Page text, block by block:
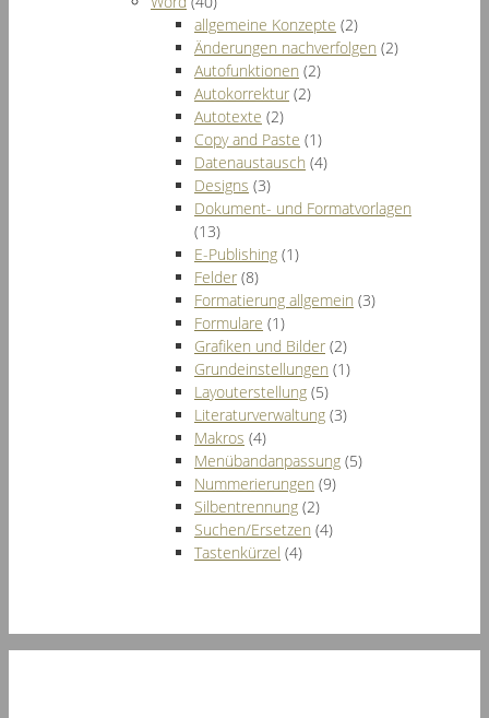
allgemeine Konzepte (2)
Änderungen nachverfolgen (2)
Autofunktionen (2)
Autokorrektur (2)
Autotexte (2)
Copy and Paste (1)
Datenaustausch (4)
Designs (3)
Dokument- und Formatvorlagen
(13)
E-Publishing (1)
Felder (8)
Formatierung allgemein (3)
Formulare (1)
Grafiken und Bilder (2)
Grundeinstellungen (1)
Layouterstellung (5)
Literaturverwaltung (3)
Makros (4)
Menübandanpassung (5)
Nummerierungen (9)
Silbentrennung (2)
Suchen/Ersetzen (4)
Tastenkürzel (4)